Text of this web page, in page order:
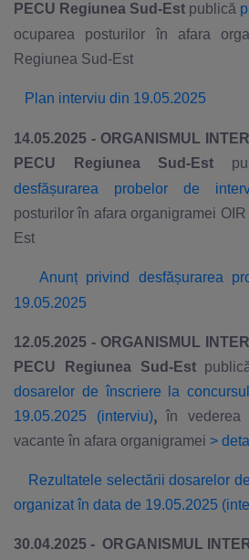
PECU Regiunea Sud-Est publică
ocuparea posturilor în afara
Regiunea Sud-Est
Plan interviu din 19.05.2025
14.05.2025 - ORGANISMUL
PECU Regiunea Sud-Est
desfășurarea probelor de
posturilor în afara organigramei
Est
Anunț privind desfășurarea
19.05.2025
12.05.2025 - ORGANISMUL
PECU Regiunea Sud-Est
dosarelor de înscriere la
19.05.2025 (interviu),în vederea
vacante în afara organigramei >
Rezultatele selectării dosarelor
organizat în data de 19.05.2025
30.04.2025 - ORGANISMUL